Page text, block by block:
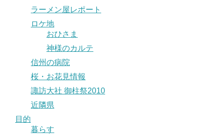
ラーメン屋レポート
ロケ地
おひさま
神様のカルテ
信州の病院
桜・お花見情報
諏訪大社 御柱祭2010
近隣県
目的
暮らす